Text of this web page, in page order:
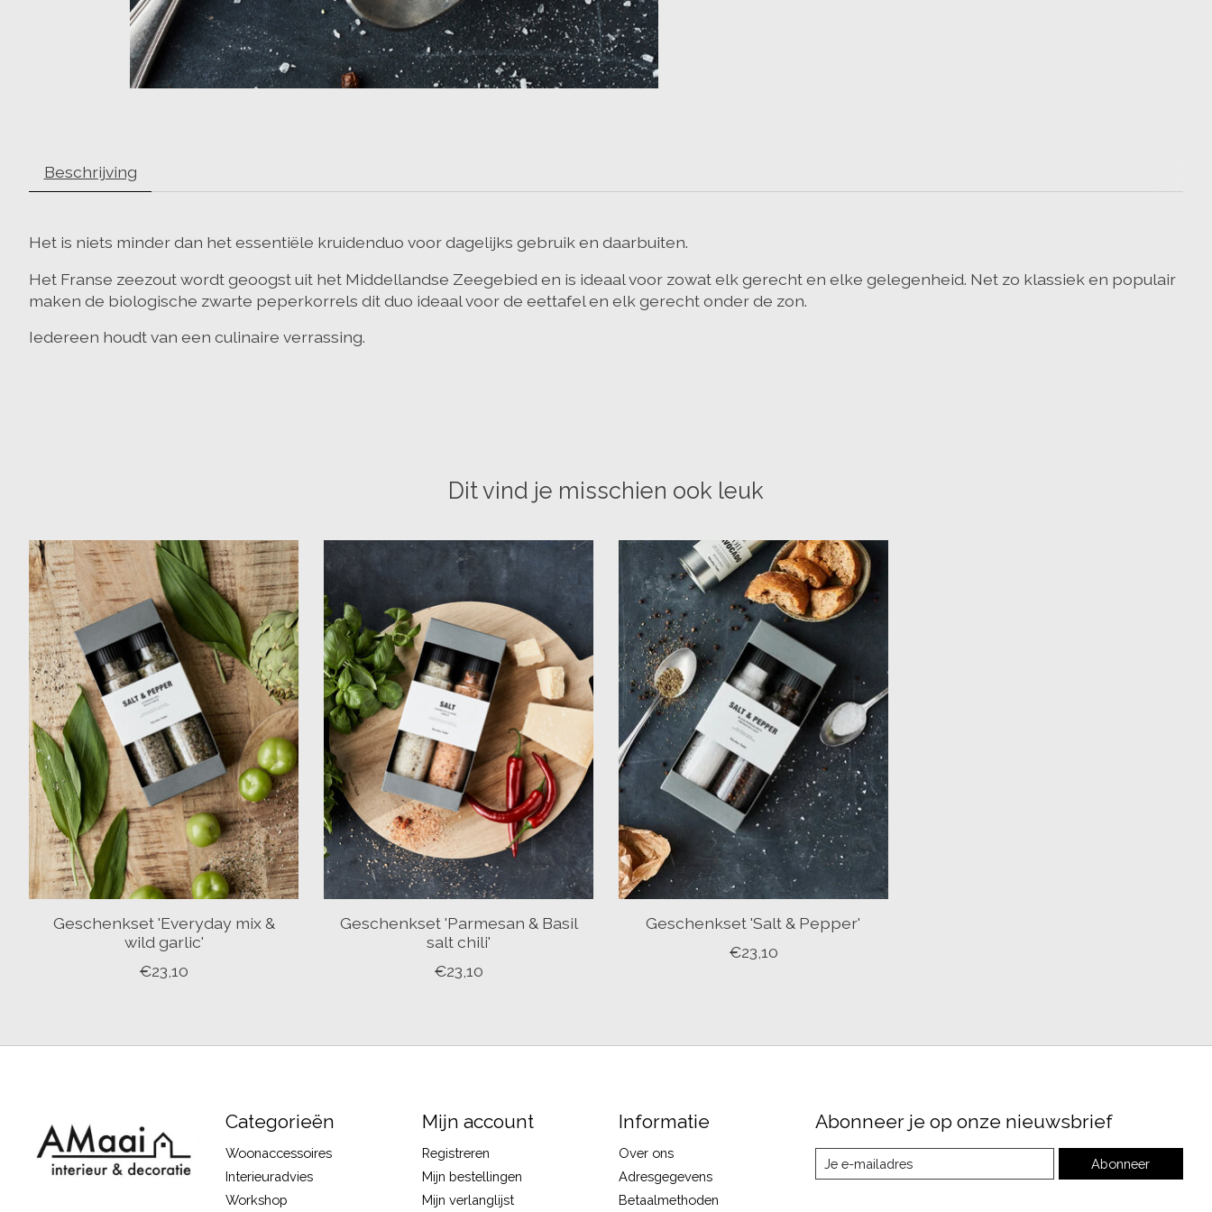
Beschrijving
Het is niets minder dan het essentiële kruidenduo voor dagelijks gebruik en daarbuiten.
Het Franse zeezout wordt geoogst uit het Middellandse Zeegebied en is ideaal voor zowat elk gerecht en elke gelegenheid. Net zo klassiek en populair
maken de biologische zwarte peperkorrels dit duo ideaal voor de eettafel en elk gerecht onder de zon.
Iedereen houdt van een culinaire verrassing.
Dit vind je misschien ook leuk
Items van productcarrousel
Geschenkset 'Everyday mix &
wild garlic'
€23,10
Geschenkset 'Parmesan & Basil
salt chili'
€23,10
Geschenkset 'Salt & Pepper'
€23,10
Categorieën
Woonaccessoires
Interieuradvies
Workshop
Mijn account
Registreren
Mijn bestellingen
Mijn verlanglijst
Informatie
Over ons
Adresgegevens
Betaalmethoden
Abonneer je op onze nieuwsbrief
Abonneer